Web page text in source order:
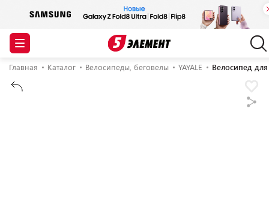
Главная Каталог Велосипеды, беговелы YAYALE Велосипед